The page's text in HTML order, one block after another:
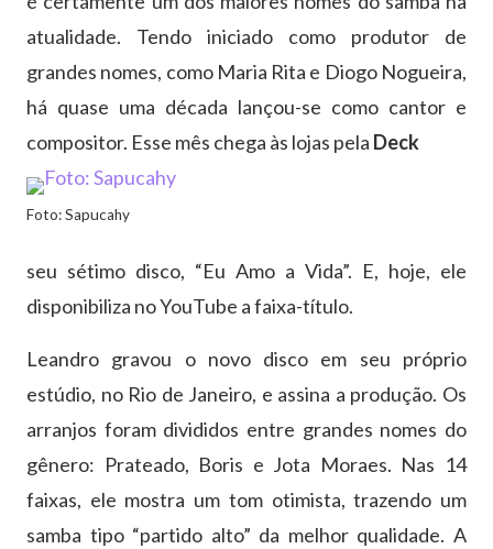
atualidade. Tendo iniciado como produtor de
grandes nomes, como Maria Rita e Diogo Nogueira,
há quase uma década lançou-se como cantor e
compositor. Esse mês chega às lojas pela Deck
Foto: Sapucahy
seu sétimo disco, “Eu Amo a Vida”. E, hoje, ele
disponibiliza no YouTube a faixa-título.
Leandro gravou o novo disco em seu próprio
estúdio, no Rio de Janeiro, e assina a produção. Os
arranjos foram divididos entre grandes nomes do
gênero: Prateado, Boris e Jota Moraes. Nas 14
faixas, ele mostra um tom otimista, trazendo um
samba tipo “partido alto” da melhor qualidade. A